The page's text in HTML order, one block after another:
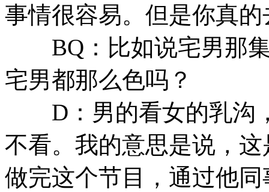
事情很容易。但是你真
BQ：比如说宅男那集
宅男都那么色吗？
D：男的看女的乳沟
不看。我的意思是说，
做完这个节目，通过他